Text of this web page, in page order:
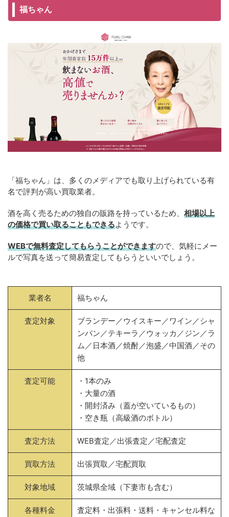
福ちゃん
「福ちゃん」は、多くのメディアでも取り上げられている有
名で評判が高い買取業者。
酒を高く売るための独自の販路を持っているため、 相場以上
の価格で買い取ることもできるようです。
WEBで無料査定してもらうことができますので、気軽にメー
ルで写真を送って簡易査定してもらうといいでしょう。
業者名 福ちゃん
査定対象
ブランデー／ウイスキー／ワイン／シャ
ンパン／テキーラ／ウォッカ／ジン／ラ
ム／日本酒／焼酎／泡盛／中国酒／その
他
査定可能
・1本のみ
・大量の酒
・開封済み（蓋が空いているもの）
・空き瓶（高級酒のボトル）
査定方法 WEB査定／出張査定／宅配査定
買取方法 出張買取／宅配買取
対象地域 茨城県全域（下妻市も含む）
各種料金
査定料・出張料・送料・キャンセル料な